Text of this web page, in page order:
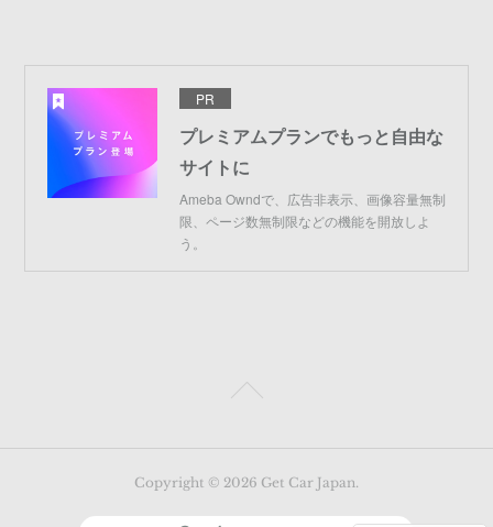
PR
プレミアムプランでもっと自由な
サイトに
Ameba Owndで、広告非表示、画像容量無制
限、ページ数無制限などの機能を開放しよ
う。
Copyright © 2026 Get Car Japan.